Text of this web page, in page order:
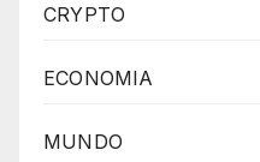
CRYPTO
ECONOMIA
MUNDO